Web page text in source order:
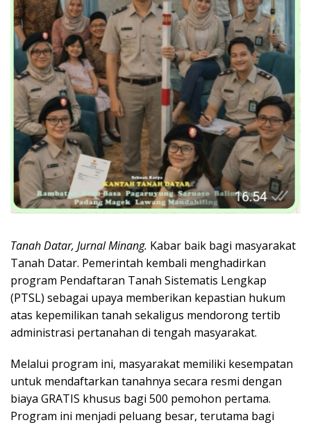
Tanah Datar, Jurnal Minang. Kabar baik bagi masyarakat
Tanah Datar. Pemerintah kembali menghadirkan
program Pendaftaran Tanah Sistematis Lengkap
(PTSL) sebagai upaya memberikan kepastian hukum
atas kepemilikan tanah sekaligus mendorong tertib
administrasi pertanahan di tengah masyarakat.
Melalui program ini, masyarakat memiliki kesempatan
untuk mendaftarkan tanahnya secara resmi dengan
biaya GRATIS khusus bagi 500 pemohon pertama.
Program ini menjadi peluang besar, terutama bagi